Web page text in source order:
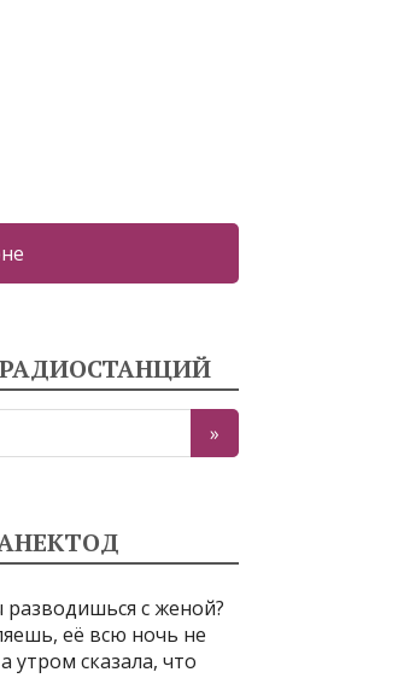
с женой?
её всю ночь не
утром сказала, что